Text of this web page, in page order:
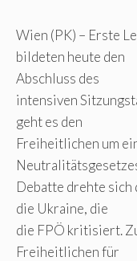
Wien (PK) – Erste
bildeten heute den
Abschluss des
intensiven
geht es den
Freiheitlichen um
Debatte drehte sich
die Ukraine, die
die FPÖ kritisiert.
Freiheitlichen für